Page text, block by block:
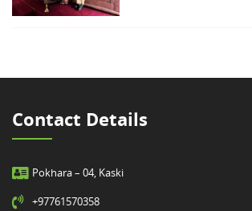
Contact Details
Pokhara – 04, Kaski
+97761570358